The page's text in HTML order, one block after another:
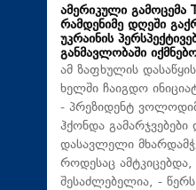
ამერიკული
რამდენიმე დღეში
უკრაინის
განმავლობაში
ამ ზაფხულის
ხელში ჩაიგდო
- პრეზიდენტ
ჰქონდა
დასავლელი
როდესაც
შესაძლებელია, -